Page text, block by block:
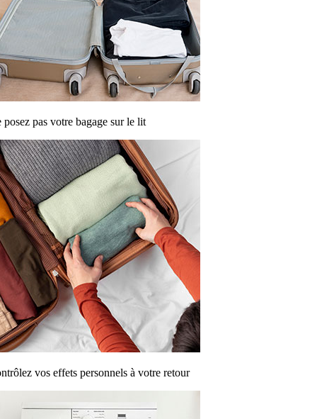
posez pas votre bagage sur le lit
vos effets personnels à votre retour